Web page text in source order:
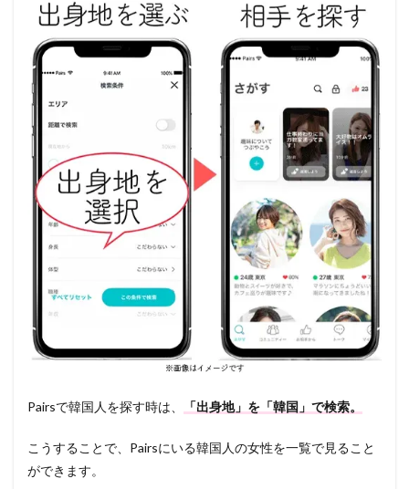
Pairsで韓国人を探す時は、 「出身地」を「韓国」で検索。
こうすることで、Pairsにいる韓国人の女性を一覧で見ること
ができます。